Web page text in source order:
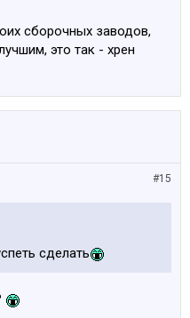
сборочных заводов,
это так - хрен
#15
сделать